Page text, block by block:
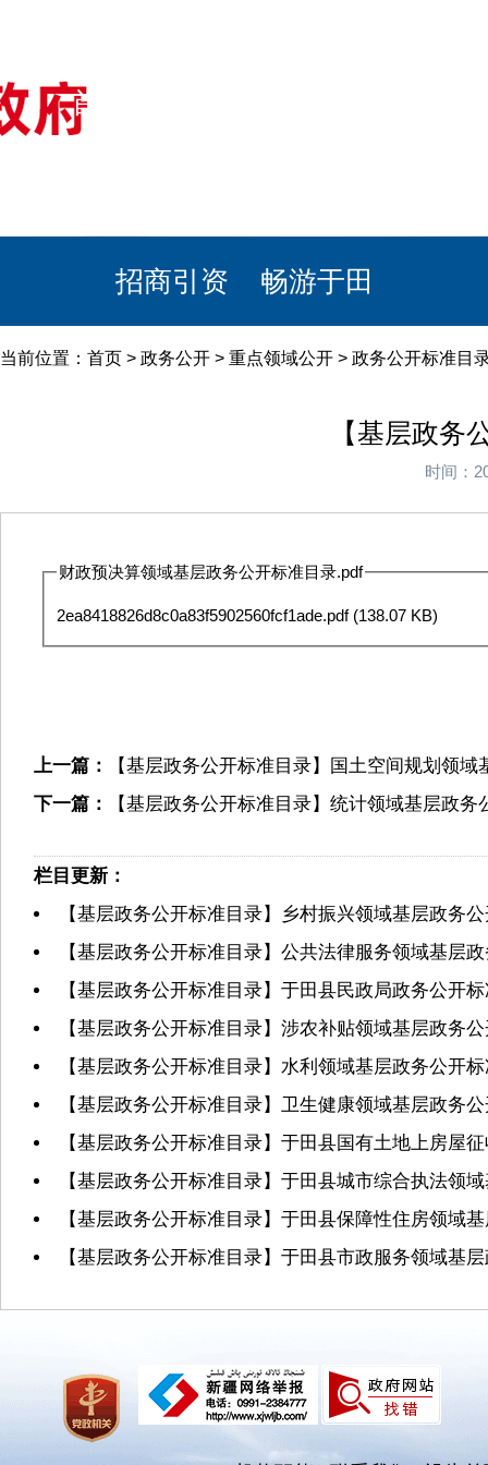
首页
招商引资 畅游于田
当前位置： 首页 > 政务公开 > 重点领域公开 > 政务公开标准目
【基层政务
时间：
财政预决算领域基层政务公开标准目录.pdf
2ea8418826d8c0a83f5902560fcf1ade.pdf(138.07 KB)
上一篇：
【基层政务公开标准目录】国土空间规划领
下一篇：
【基层政务公开标准目录】统计领域基层政务
栏目更新：
【基层政务公开标准目录】乡村振兴领域基层政务
【基层政务公开标准目录】公共法律服务领域基层
【基层政务公开标准目录】于田县民政局政务公开
【基层政务公开标准目录】涉农补贴领域基层政务
【基层政务公开标准目录】水利领域基层政务公开
【基层政务公开标准目录】卫生健康领域基层政务
【基层政务公开标准目录】于田县国有土地上房屋
【基层政务公开标准目录】于田县城市综合执法领
【基层政务公开标准目录】于田县保障性住房领域
【基层政务公开标准目录】于田县市政服务领域基